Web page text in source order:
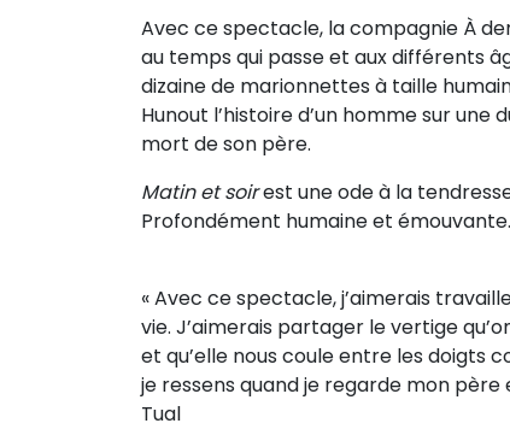
(Portraits, actions, collaborations)
Sur l’étagère
(Documents, études, publications)
Avec ce spectacle, la compagnie À
au temps qui passe et aux différents
dizaine de marionnettes à taille
Hunout l’histoire d’un homme sur
mort de son père.
Matin et soirest une ode à la
Profondément humaine et émouvante.
« Avec ce spectacle, j’aimerais
vie. J’aimerais partager le vertige
et qu’elle nous coule entre les doigts
je ressens quand je regarde mon
Tual